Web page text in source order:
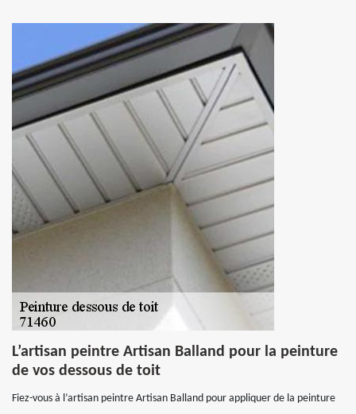
L’artisan peintre Artisan Balland pour la peinture
de vos dessous de toit
Fiez-vous à l’artisan peintre Artisan Balland pour appliquer de la peinture